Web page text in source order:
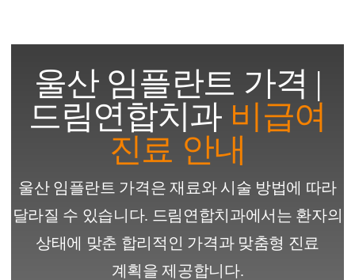
예방진료
치아교정
상담예약
치과의료정보
울산 임플란트 가격 |
드림연합치과 비급여
진료 안내
울산 임플란트 가격은 재료와 시술 방법에 따라
달라질 수 있습니다. 드림연합치과에서는 환자의
상태에 맞춘 합리적인 가격과 맞춤형 진료
계획을 제공합니다.